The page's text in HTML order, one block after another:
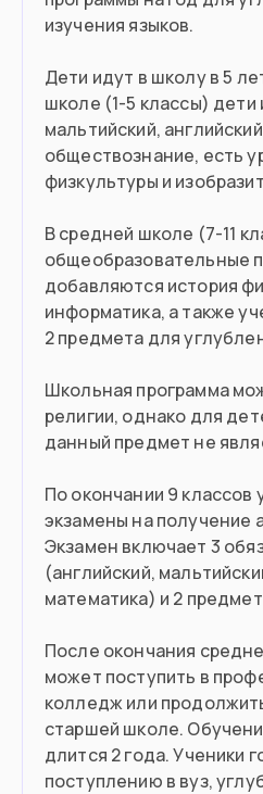
изучения языков.
Дети идут в школу в 5
школе (1-5 классы) дети
мальтийский,
обществознание, есть
физкультуры и
В средней школе (7-11
общеобразовательные
добавляются история
информатика, а также
2 предмета для
Школьная программа
религии, однако для
данный предмет не
По окончании 9 классов
экзамены на получение
Экзамен включает 3
(английский,
математика) и 2
После окончания
может поступить в
колледж или
старшей школе.
длится 2 года. Ученики
поступлению в вуз,